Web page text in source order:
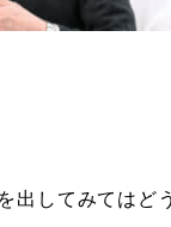
出してみてはどう